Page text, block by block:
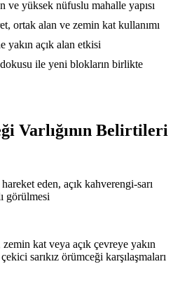
ve yüksek nüfuslu mahalle yapısı
ortak alan ve zemin kat kullanımı
yakın açık alan etkisi
ile yeni blokların birlikte
Varlığının Belirtileri
eden, açık kahverengi-sarı
görülmesi
kat veya açık çevreye yakın
sarıkız örümceği karşılaşmaları